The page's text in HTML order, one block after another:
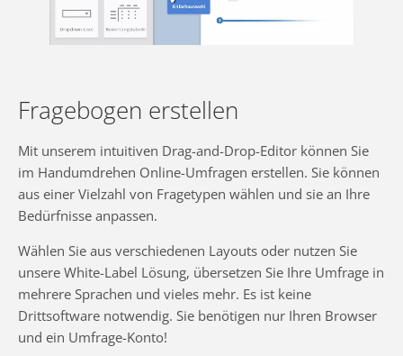
Fragebogen erstellen
Mit unserem intuitiven Drag-and-Drop-Editor können Sie
im Handumdrehen Online-Umfragen erstellen. Sie können
aus einer Vielzahl von Fragetypen wählen und sie an Ihre
Bedürfnisse anpassen.
Wählen Sie aus verschiedenen Layouts oder nutzen Sie
unsere White-Label Lösung, übersetzen Sie Ihre Umfrage in
mehrere Sprachen und vieles mehr. Es ist keine
Drittsoftware notwendig. Sie benötigen nur Ihren Browser
und ein Umfrage-Konto!